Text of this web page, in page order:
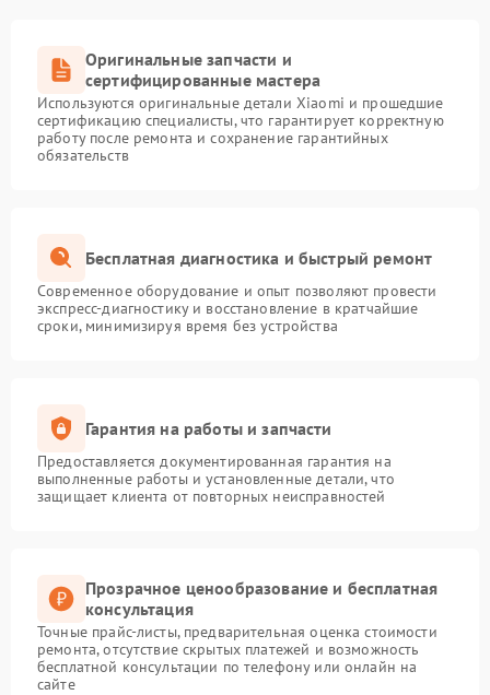
Оригинальные запчасти и
сертифицированные мастера
Используются оригинальные детали Xiaomi и прошедшие
сертификацию специалисты, что гарантирует корректную
работу после ремонта и сохранение гарантийных
обязательств
Бесплатная диагностика и быстрый ремонт
Современное оборудование и опыт позволяют провести
экспресс-диагностику и восстановление в кратчайшие
сроки, минимизируя время без устройства
Гарантия на работы и запчасти
Предоставляется документированная гарантия на
выполненные работы и установленные детали, что
защищает клиента от повторных неисправностей
Прозрачное ценообразование и бесплатная
консультация
Точные прайс-листы, предварительная оценка стоимости
ремонта, отсутствие скрытых платежей и возможность
бесплатной консультации по телефону или онлайн на
сайте